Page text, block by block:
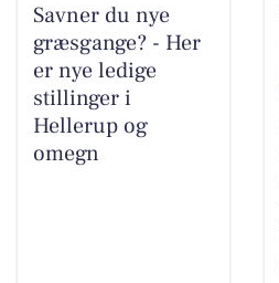
Savner du nye
græsgange? - Her
er nye ledige
stillinger i
Hellerup og
omegn